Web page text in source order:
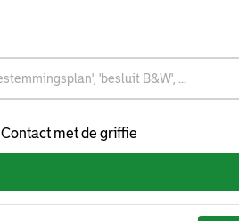
Contact met de griffie